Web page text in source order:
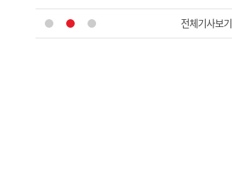
6분전
7분전
전체기사보기